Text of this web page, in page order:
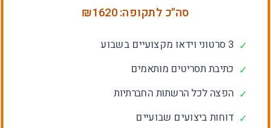
סה"כ לתקופה: ₪1620
✓ 3 סרטוני וידאו מקצועיים בשבוע
✓ כתיבת תסריטים מותאמים
✓ הפצה לכל הרשתות החברתיות
✓ דוחות ביצועים שבועיים